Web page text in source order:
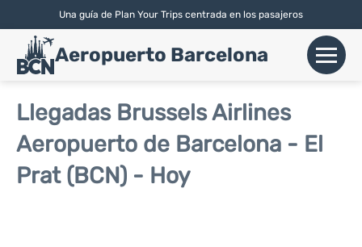
Una guía de Plan Your Trips centrada en los pasajeros
English| Español |Català
Aeropuerto Barcelona
Vuelos
Aerolíneas
Terminales
Llegadas Brussels Airlines
Aeropuerto de Barcelona - El
Prat (BCN) - Hoy